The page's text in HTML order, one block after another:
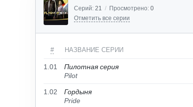
Серий: 21 / Просмотрено: 0
Отметить все серии
# НАЗВАНИЕ СЕРИИ
1.01
Пилотная серия
Pilot
1.02
Гордыня
Pride